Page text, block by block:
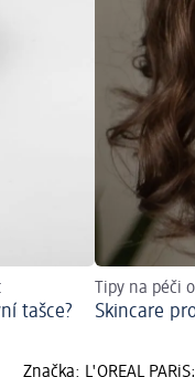
tašce?
Tipy na péči
Skincare
Značka: L'ORÉAL